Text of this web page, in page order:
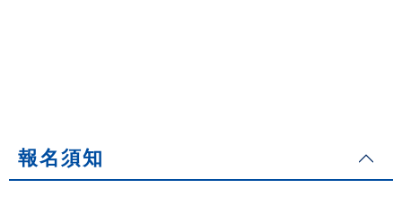
報名須知